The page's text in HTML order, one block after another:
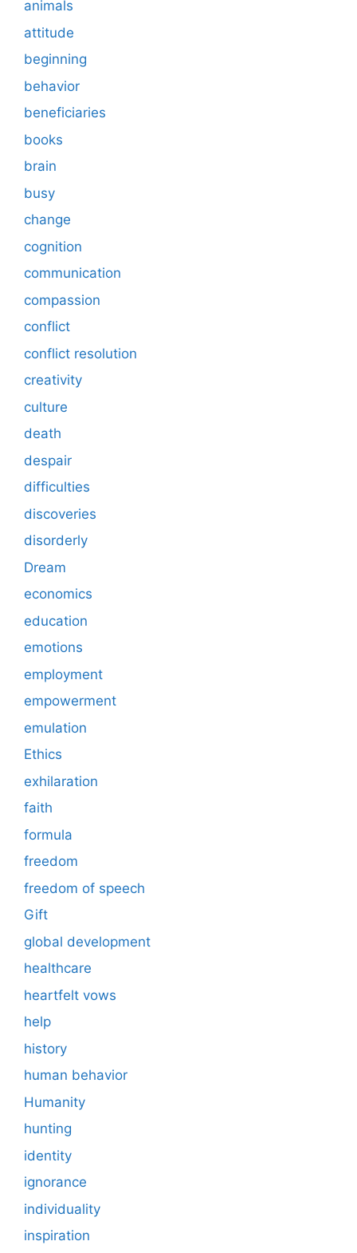
animals
attitude
beginning
behavior
beneficiaries
books
brain
busy
change
cognition
communication
compassion
conflict
conflict resolution
creativity
culture
death
despair
difficulties
discoveries
disorderly
Dream
economics
education
emotions
employment
empowerment
emulation
Ethics
exhilaration
faith
formula
freedom
freedom of speech
Gift
global development
healthcare
heartfelt vows
help
history
human behavior
Humanity
hunting
identity
ignorance
individuality
inspiration